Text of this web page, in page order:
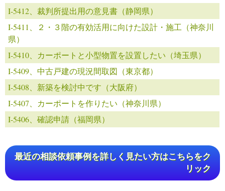
I-5412、裁判所提出用の意見書（静岡県）
I-5411、２・３階の有効活用に向けた設計・施工（神奈川
県）
I-5410、カーポートと小型物置を設置したい（埼玉県）
I-5409、中古戸建の現況間取図（東京都）
I-5408、新築を検討中です（大阪府）
I-5407、カーポートを作りたい（神奈川県）
I-5406、確認申請（福岡県）
最近の相談依頼事例を詳しく見たい方はこちらをク
リック